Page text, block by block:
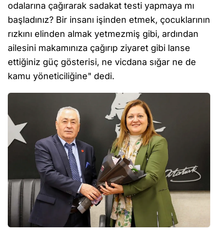
odalarına çağırarak sadakat testi yapmaya mı
başladınız? Bir insanı işinden etmek, çocuklarının
rızkını elinden almak yetmezmiş gibi, ardından
ailesini makamınıza çağırıp ziyaret gibi lanse
ettiğiniz güç gösterisi, ne vicdana sığar ne de
kamu yöneticiliğine" dedi.